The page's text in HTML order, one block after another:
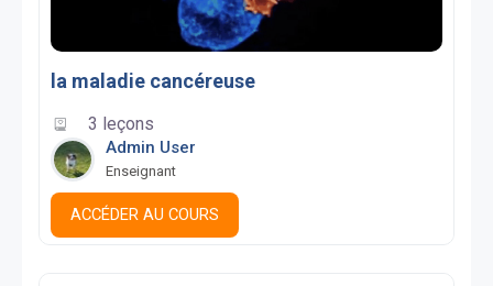
la maladie cancéreuse
3 leçons
Admin User
Enseignant
ACCÉDER AU COURS